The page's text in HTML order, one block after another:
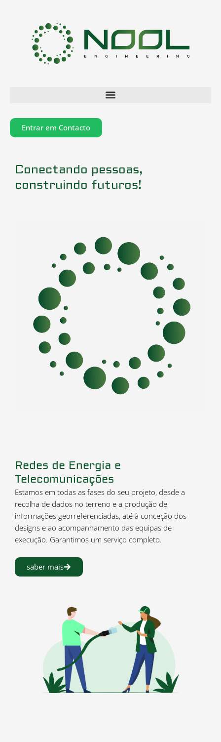
Entrar em Contacto
Conectando pessoas,
construindo futuros!
Redes de Energia e
Telecomunicações
Estamos em todas as fases do seu projeto, desde a
recolha de dados no terreno e a produção de
informações georreferenciadas, até à conceção dos
designs e ao acompanhamento das equipas de
execução. Garantimos um serviço completo.
saber mais